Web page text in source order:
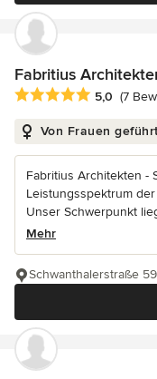
Fabritius
Durchschnittliche
5,0 (7
Von Frauen
Fabritius Architekten -
Leistungsspektrum
Unser Schwerpunkt
Mehr
Schwanthalerstraße